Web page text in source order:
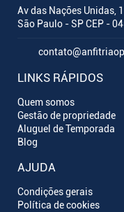
Av das Nações Unidas,
São Paulo - SP CEP -
LINKS RÁPIDOS
Quem somos
Gestão de propriedade
Aluguel de Temporada
Blog
AJUDA
Condições gerais
Política de cookies